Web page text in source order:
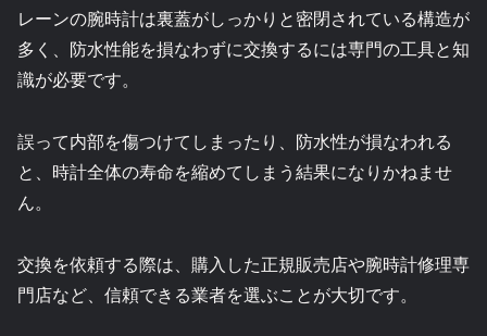
レーンの腕時計は裏蓋がしっかりと密閉されている構造が
多く、防水性能を損なわずに交換するには専門の工具と知
識が必要です。
誤って内部を傷つけてしまったり、防水性が損なわれる
と、時計全体の寿命を縮めてしまう結果になりかねませ
ん。
交換を依頼する際は、購入した正規販売店や腕時計修理専
門店など、信頼できる業者を選ぶことが大切です。